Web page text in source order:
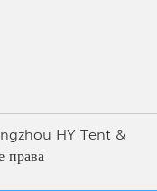
HY Tent &